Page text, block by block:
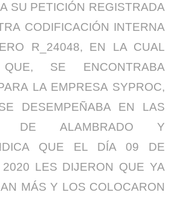
SU PETICIÓN REGISTRADA
CODIFICACIÓN INTERNA
R_24048, EN LA CUAL
QUE, SE ENCONTRABA
LA EMPRESA SYPROC,
DESEMPEÑABA EN LAS
DE ALAMBRADO Y
QUE EL DÍA 09 DE
LES DIJERON QUE YA
MÁS Y LOS COLOCARON